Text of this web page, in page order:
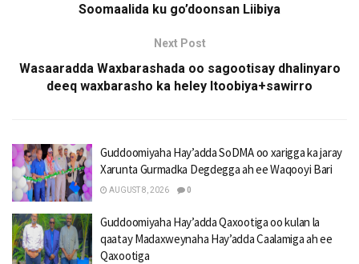
Soomaalida ku go’doonsan Liibiya
Next Post
Wasaaradda Waxbarashada oo sagootisay dhalinyaro
deeq waxbarasho ka heley Itoobiya+sawirro
Guddoomiyaha Hay’adda SoDMA oo xarigga ka jaray
Xarunta Gurmadka Degdegga ah ee Waqooyi Bari
AUGUST 8, 2026 0
Guddoomiyaha Hay’adda Qaxootiga oo kulan la
qaatay Madaxweynaha Hay’adda Caalamiga ah ee
Qaxootiga